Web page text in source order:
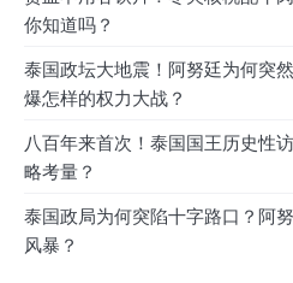
你知道吗？
泰国政坛大地震！阿努廷为何突
爆怎样的权力大战？
八百年来首次！泰国国王历史性
略考量？
泰国政局为何突陷十字路口？阿
风暴？